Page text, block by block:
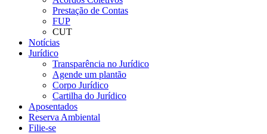
Prestação de Contas
FUP
CUT
Notícias
Jurídico
Transparência no Jurídico
Agende um plantão
Corpo Jurídico
Cartilha do Jurídico
Aposentados
Reserva Ambiental
Filie-se